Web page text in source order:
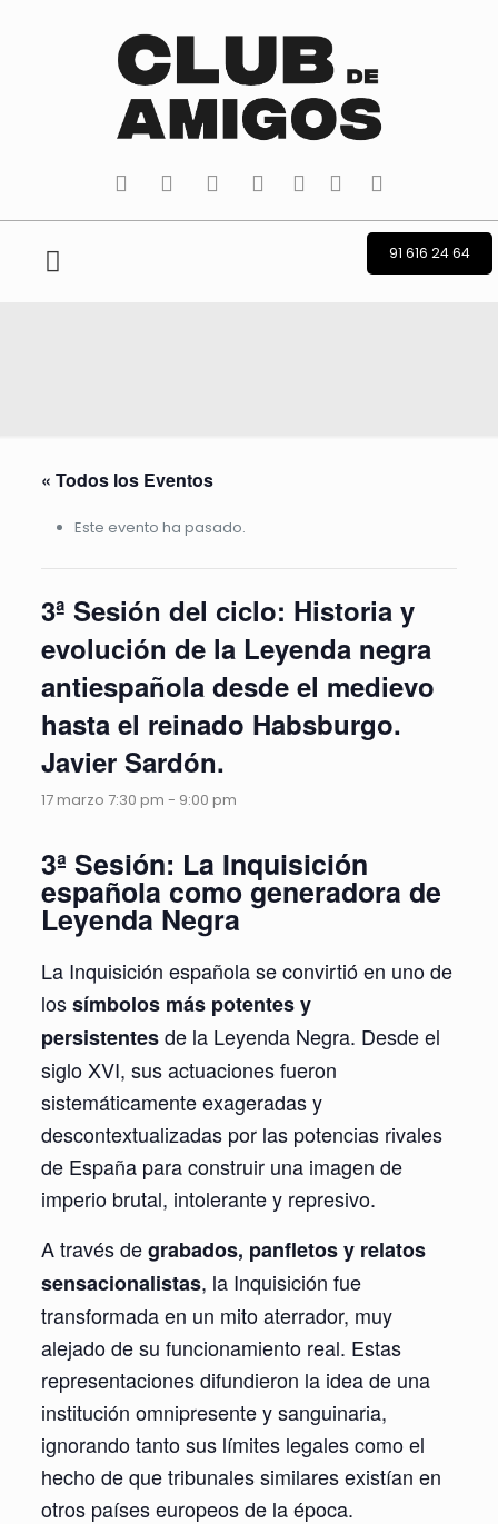
tiktokfacebook
instagram
TwitterYoutube
Telegramwhatsapp
91 616 24 64
« Todos los Eventos
Este evento ha pasado.
3ª Sesión del ciclo: Historia y
evolución de la Leyenda negra
antiespañola desde el medievo
hasta el reinado Habsburgo.
Javier Sardón.
17 marzo 7:30 pm - 9:00 pm
3ª Sesión: La Inquisición
española como generadora de
Leyenda Negra
La Inquisición española se convirtió en uno de
lossímbolos más potentes y
persistentesde la Leyenda Negra. Desde el
siglo XVI, sus actuaciones fueron
sistemáticamente exageradas y
descontextualizadas por las potencias rivales
de España para construir una imagen de
imperio brutal, intolerante y represivo.
A través degrabados, panfletos y relatos
sensacionalistas, la Inquisición fue
transformada en un mito aterrador, muy
alejado de su funcionamiento real. Estas
representaciones difundieron la idea de una
institución omnipresente y sanguinaria,
ignorando tanto sus límites legales como el
hecho de que tribunales similares existían en
otros países europeos de la época.